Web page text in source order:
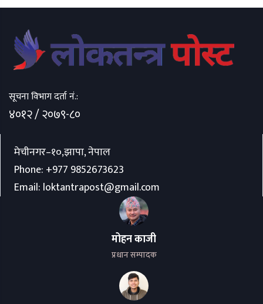
सूचना विभाग दर्ता नं.:
४०१२ / २०७९-८०
मेचीनगर–१०,झापा, नेपाल
Phone: +977 9852673623
Email: loktantrapost@gmail.com
मोहन काजी
प्रधान सम्पादक